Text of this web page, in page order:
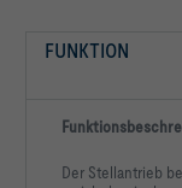
FUNKTION
Der Stellantrieb